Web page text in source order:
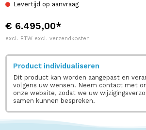
Levertijd op aanvraag
€ 6.495,00*
excl. BTW excl. verzendkosten
Product individualiseren
Dit product kan worden aangepast en
volgens uw wensen. Neem contact met
onze website, zodat we uw
samen kunnen bespreken.